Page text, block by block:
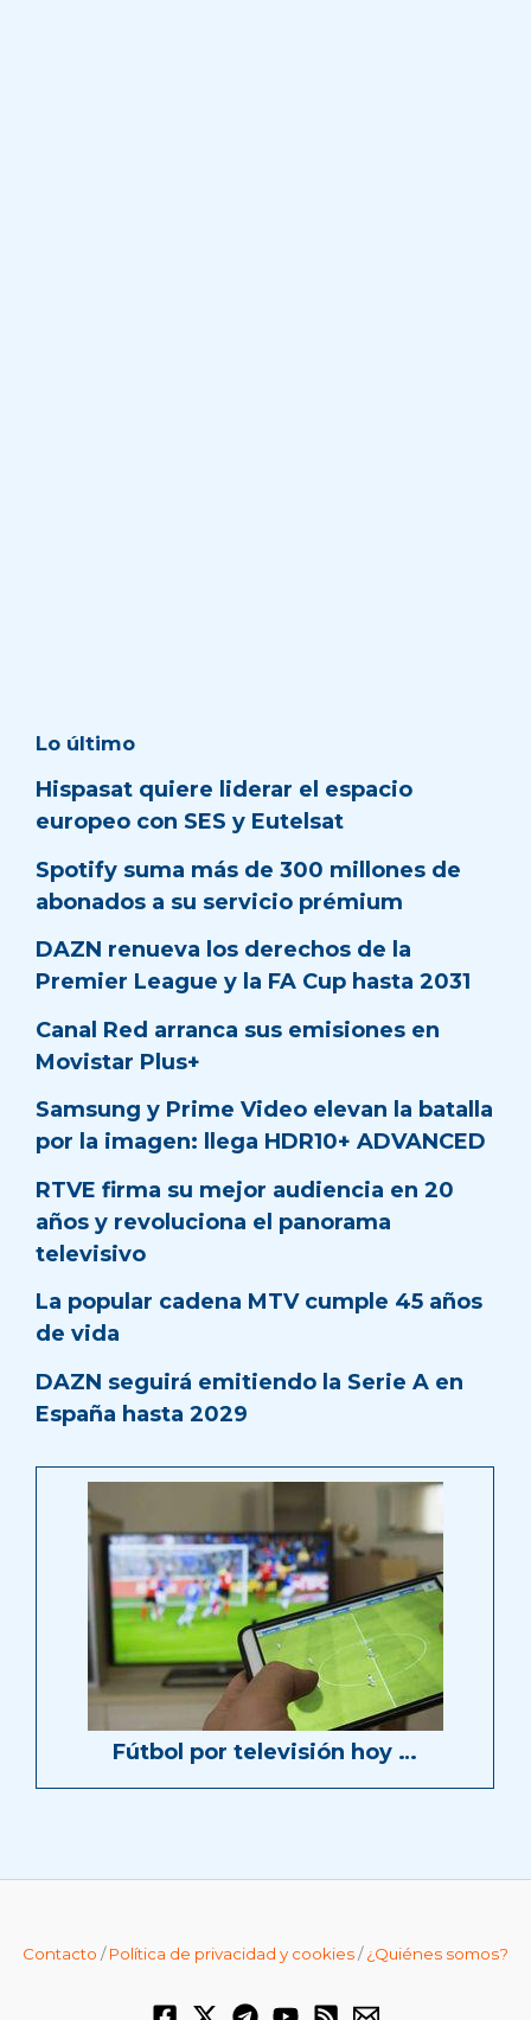
Lo último
Hispasat quiere liderar el espacio
europeo con SES y Eutelsat
Spotify suma más de 300 millones de
abonados a su servicio prémium
DAZN renueva los derechos de la
Premier League y la FA Cup hasta 2031
Canal Red arranca sus emisiones en
Movistar Plus+
Samsung y Prime Video elevan la batalla
por la imagen: llega HDR10+ ADVANCED
RTVE firma su mejor audiencia en 20
años y revoluciona el panorama
televisivo
La popular cadena MTV cumple 45 años
de vida
DAZN seguirá emitiendo la Serie A en
España hasta 2029
Fútbol por televisión hoy …
Contacto /Política de privacidad y cookies/¿Quiénes somos?